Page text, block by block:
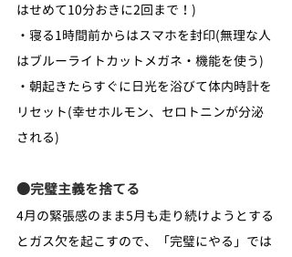
はせめて10分おきに2回まで！)
・寝る1時間前からはスマホを封印(無理な人
はブルーライトカットメガネ・機能を使う)
・朝起きたらすぐに日光を浴びて体内時計を
リセット(幸せホルモン、セロトニンが分泌
される)
●完璧主義を捨てる
4月の緊張感のまま5月も走り続けようとする
とガス欠を起こすので、「完璧にやる」では